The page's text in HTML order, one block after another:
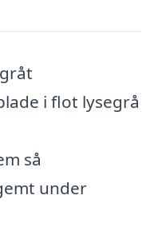
i flot lysegrå
så
under